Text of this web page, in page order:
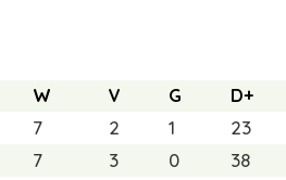
W V G D+
7 2 1 23
7 3 0 38